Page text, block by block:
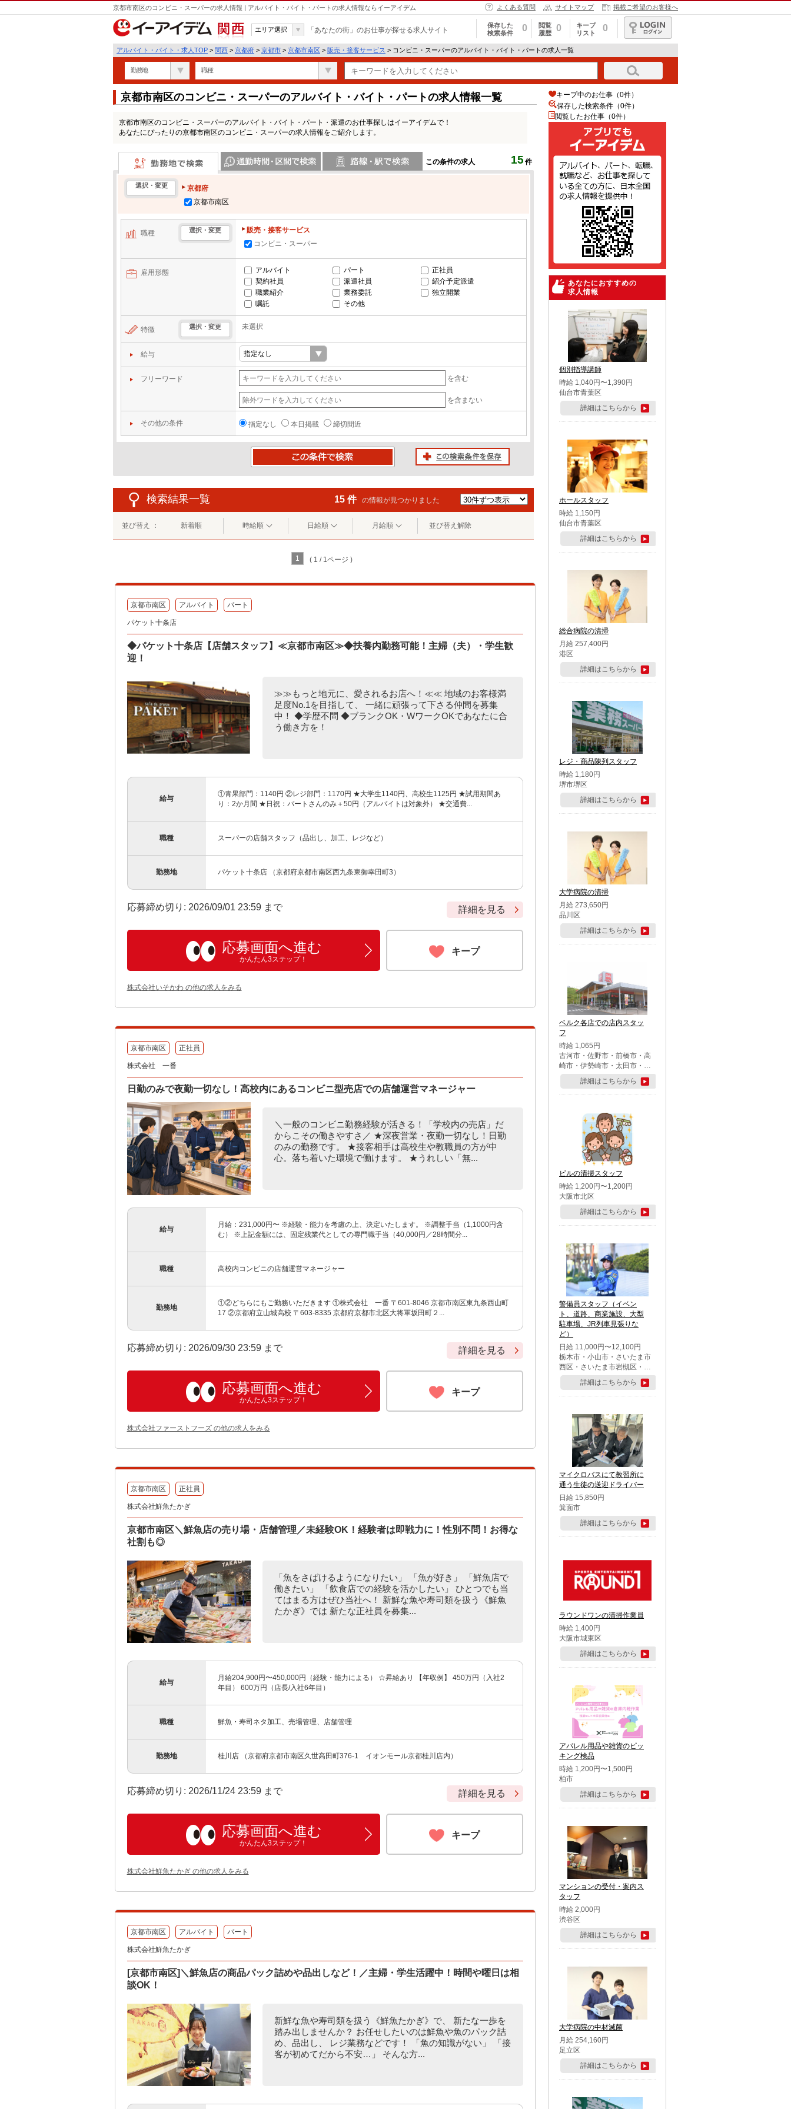
京都市南区のコンビニ・スーパーの求人情報 | アルバイト・バイト・パートの求人情報ならイーアイデム よくある質問 サイトマップ 掲載ご希望のお客様へ
関西
エリア選択 「あなたの街」のお仕事が探せる求人サイト
保存した
検索条件
0
閲覧
履歴
0
キープ
リスト
0
ログイン
アルバイト・バイト・求人TOP > 関西 > 京都府 > 京都市 > 京都市南区 > 販売・接客サービス > コンビニ・スーパーのアルバイト・バイト・パートの求人一覧
勤務地 職種
京都市南区のコンビニ・スーパーのアルバイト・バイト・パートの求人情報一覧
京都市南区のコンビニ・スーパーのアルバイト・バイト・パート・派遣のお仕事探しはイーアイデムで！
あなたにぴったりの京都市南区のコンビニ・スーパーの求人情報をご紹介します。
この条件の求人 15 件
勤務地で検索
選択・変更
京都府
京都市南区
職種 選択・変更
販売・接客サービス
コンビニ・スーパー
雇用形態 アルバイト パート
正社員
契約社員
派遣社員
紹介予定派遣
職業紹介
業務委託
独立開業
嘱託
その他
特徴 選択・変更 未選択
給与
フリーワード を含む
を含まない
その他の条件 指定なし 本日掲載 締切間近
検索結果一覧 15 件 の情報が見つかりました
並び替え ： 新着順 時給順 日給順 月給順 並び替え解除
1 ( 1 / 1ページ )
京都市南区 アルバイト パート
パケット十条店
◆パケット十条店【店舗スタッフ】≪京都市南区≫◆扶養内勤務可能！主婦（夫）・学生歓
迎！
≫≫もっと地元に、愛されるお店へ！≪≪ 地域のお客様満
足度No.1を目指して、 一緒に頑張って下さる仲間を募集
中！ ◆学歴不問 ◆ブランクOK・WワークOKであなたに合
う働き方を！
給与
①青果部門：1140円 ②レジ部門：1170円 ★大学生1140円、高校生1125円 ★試用期間あ
り：2か月間 ★日祝：パートさんのみ＋50円（アルバイトは対象外） ★交通費...
職種 スーパーの店舗スタッフ（品出し、加工、レジなど）
勤務地 パケット十条店 （京都府京都市南区西九条東御幸田町3）
応募締め切り: 2026/09/01 23:59 まで 詳細を見る
応募画面へ進む
かんたん3ステップ！
キープ
株式会社いそかわ の他の求人をみる
京都市南区 正社員
株式会社 一番
日勤のみで夜勤一切なし！高校内にあるコンビニ型売店での店舗運営マネージャー
＼一般のコンビニ勤務経験が活きる！「学校内の売店」だ
からこその働きやすさ／ ★深夜営業・夜勤一切なし！日勤
のみの勤務です。 ★接客相手は高校生や教職員の方が中
心。落ち着いた環境で働けます。 ★うれしい「無...
給与
月給：231,000円〜 ※経験・能力を考慮の上、決定いたします。 ※調整手当（1,1000円含
む） ※上記金額には、固定残業代としての専門職手当（40,000円／28時間分...
職種 高校内コンビニの店舗運営マネージャー
勤務地
①②どちらにもご勤務いただきます ①株式会社 一番 〒601-8046 京都市南区東九条西山町
17 ②京都府立山城高校 〒603-8335 京都府京都市北区大将軍坂田町２...
応募締め切り: 2026/09/30 23:59 まで 詳細を見る
応募画面へ進む
かんたん3ステップ！
キープ
株式会社ファーストフーズ の他の求人をみる
京都市南区 正社員
株式会社鮮魚たかぎ
京都市南区＼鮮魚店の売り場・店舗管理／未経験OK！経験者は即戦力に！性別不問！お得な
社割も◎
「魚をさばけるようになりたい」 「魚が好き」 「鮮魚店で
働きたい」 「飲食店での経験を活かしたい」 ひとつでも当
てはまる方はぜひ当社へ！ 新鮮な魚や寿司類を扱う《鮮魚
たかぎ》では 新たな正社員を募集...
給与
月給204,900円〜450,000円（経験・能力による） ☆昇給あり 【年収例】 450万円（入社2
年目） 600万円（店長/入社6年目）
職種 鮮魚・寿司ネタ加工、売場管理、店舗管理
勤務地 桂川店 （京都府京都市南区久世高田町376-1 イオンモール京都桂川店内）
応募締め切り: 2026/11/24 23:59 まで 詳細を見る
応募画面へ進む
かんたん3ステップ！
キープ
株式会社鮮魚たかぎ の他の求人をみる
京都市南区 アルバイト パート
株式会社鮮魚たかぎ
[京都市南区]＼鮮魚店の商品パック詰めや品出しなど！／主婦・学生活躍中！時間や曜日は相
談OK！
新鮮な魚や寿司類を扱う《鮮魚たかぎ》で、 新たな一歩を
踏み出しませんか？ お任せしたいのは鮮魚や魚のパック詰
め、品出し、 レジ業務などです！ 「魚の知識がない」 「接
客が初めてだから不安…」 そんな方...
キープ中のお仕事（0件）
保存した検索条件（0件）
閲覧したお仕事（0件）
あなたにおすすめの
求人情報
個別指導講師
時給 1,040円〜1,390円
仙台市青葉区
詳細はこちらから
ホールスタッフ
時給 1,150円
仙台市青葉区
詳細はこちらから
総合病院の清掃
月給 257,400円
港区
詳細はこちらから
レジ・商品陳列スタッフ
時給 1,180円
堺市堺区
詳細はこちらから
大学病院の清掃
月給 273,650円
品川区
詳細はこちらから
ベルク各店での店内スタッ
フ
時給 1,065円
古河市・佐野市・前橋市・高
崎市・伊勢崎市・太田市・館
林市・藤岡市・大泉町・さい
たま市北区・川越市・熊谷
市・行田市・秩父市・所沢
市・鶴ケ島市・千葉市中央
区・市川市・松戸市・習志野
市・柏市・流山市・八千代
市・足立区・江戸川区・八王
子市・町田市
詳細はこちらから
ビルの清掃スタッフ
時給 1,200円〜1,200円
大阪市北区
詳細はこちらから
警備員スタッフ（イベン
ト、道路、商業施設、大型
駐車場、JR列車見張りな
ど）
日給 11,000円〜12,100円
栃木市・小山市・さいたま市
西区・さいたま市岩槻区・久
喜市・蓮田市
詳細はこちらから
マイクロバスにて教習所に
通う生徒の送迎ドライバー
日給 15,850円
箕面市
詳細はこちらから
ラウンドワンの清掃作業員
時給 1,400円
大阪市城東区
詳細はこちらから
アパレル用品や雑貨のピッ
キング検品
時給 1,200円〜1,500円
柏市
詳細はこちらから
マンションの受付・案内ス
タッフ
時給 2,000円
渋谷区
詳細はこちらから
大学病院の中材滅菌
月給 254,160円
足立区
詳細はこちらから